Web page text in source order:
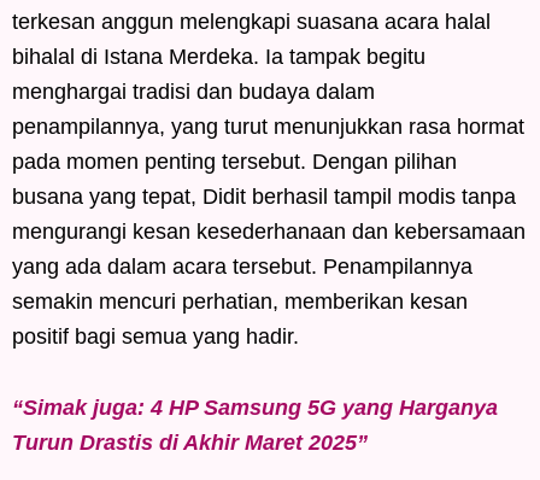
terkesan anggun melengkapi suasana acara halal
bihalal di Istana Merdeka. Ia tampak begitu
menghargai tradisi dan budaya dalam
penampilannya, yang turut menunjukkan rasa hormat
pada momen penting tersebut. Dengan pilihan
busana yang tepat, Didit berhasil tampil modis tanpa
mengurangi kesan kesederhanaan dan kebersamaan
yang ada dalam acara tersebut. Penampilannya
semakin mencuri perhatian, memberikan kesan
positif bagi semua yang hadir.
“Simak juga: 4 HP Samsung 5G yang Harganya
Turun Drastis di Akhir Maret 2025”